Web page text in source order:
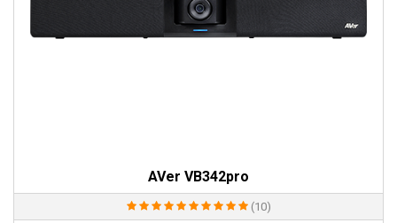
AVer VB342pro
(10)